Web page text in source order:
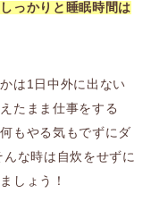
っかりと睡眠時間は
は1日中外に出ない
たまま仕事をする
もやる気もでずにダ
な時は自炊をせずに
しょう！